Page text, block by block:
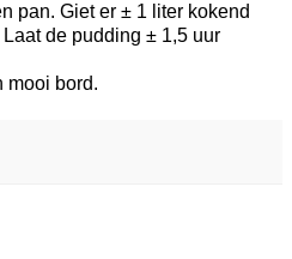
pan. Giet er ± 1 liter kokend
de pudding ± 1,5 uur
mooi bord.